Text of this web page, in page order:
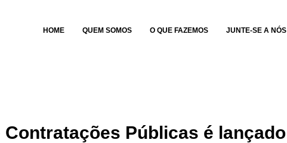
HOME QUEM SOMOS O QUE FAZEMOS JUNTE-SE A NÓS
Públicas é lançado